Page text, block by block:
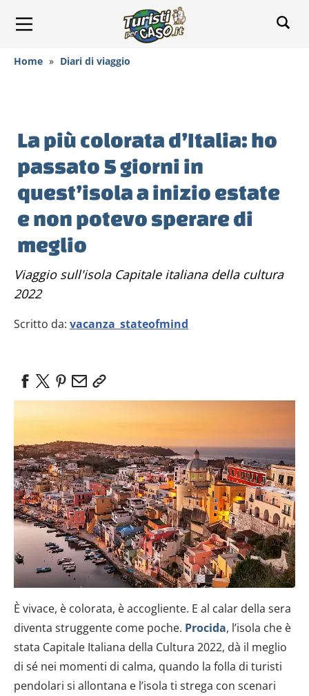
Home » Diari di viaggio
La più colorata d’Italia: ho
passato 5 giorni in
quest’isola a inizio estate
e non potevo sperare di
meglio
Viaggio sull'isola Capitale italiana della cultura
2022
Scritto da: vacanza_stateofmind
È vivace, è colorata, è accogliente. E al calar della sera
diventa struggente come poche. Procida, l’isola che è
stata Capitale Italiana della Cultura 2022, dà il meglio
di sé nei momenti di calma, quando la folla di turisti
pendolari si allontana e l’isola ti strega con scenari